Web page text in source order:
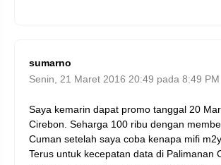
sumarno
Senin, 21 Maret 2016 20:49 pada 8:49 PM
Saya kemarin dapat promo tanggal 20
Cirebon. Seharga 100 ribu dengan
Cuman setelah saya coba kenapa mifi
Terus untuk kecepatan data di Palimanan